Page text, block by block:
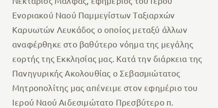
Ενοριακού Ναού Παμμεγίστων Ταξιαρχών
Καρυωτών Λευκάδος ο οποίος μεταξύ άλλων
αναφέρθηκε στο βαθύτερο νόημα της μεγάλης
εορτής της Εκκλησίας μας. Κατά την διάρκεια της
Πανηγυρικής Ακολουθίας ο Σεβασμιώτατος
Μητροπολίτης μας απένειμε στον εφημέριο του
Ιερού Ναού Αιδεσιμώτατο Πρεσβύτερο π.